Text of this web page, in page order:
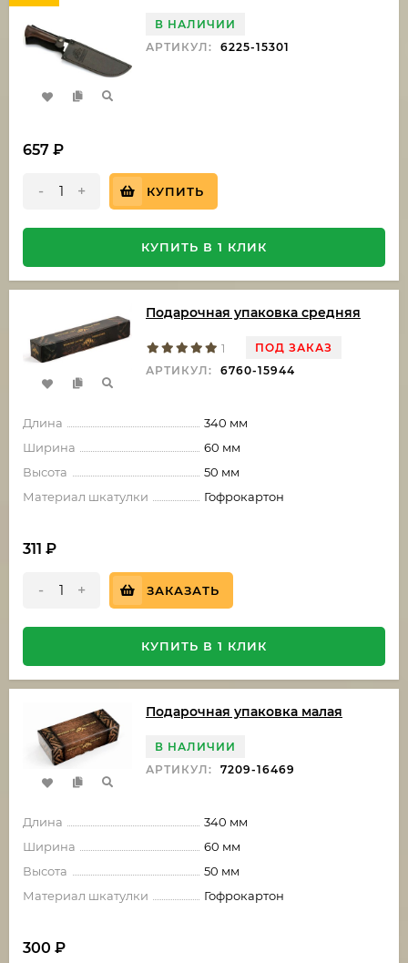
В НАЛИЧИИ
АРТИКУЛ:
6225-15301
657 ₽
- + КУПИТЬ
КУПИТЬ В 1 КЛИК
Подарочная упаковка средняя
1
ПОД ЗАКАЗ
АРТИКУЛ:
6760-15944
Длина
340 мм
Ширина
60 мм
Высота
50 мм
Материал шкатулки
Гофрокартон
311 ₽
- + ЗАКАЗАТЬ
КУПИТЬ В 1 КЛИК
Подарочная упаковка малая
В НАЛИЧИИ
АРТИКУЛ:
7209-16469
Длина
340 мм
Ширина
60 мм
Высота
50 мм
Материал шкатулки
Гофрокартон
300 ₽